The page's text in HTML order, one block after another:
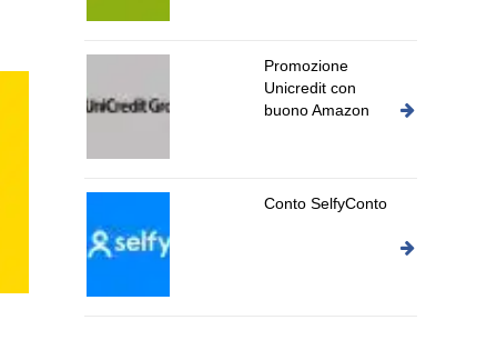
Promozione
Unicredit con
buono Amazon
Conto SelfyConto